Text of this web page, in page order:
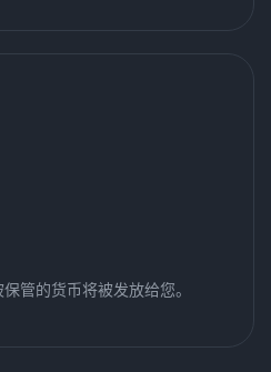
管的货币将被发放给您。